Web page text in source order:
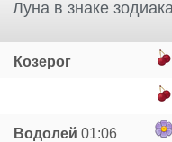
Луна в знаке
Козерог
Водолей 01:06